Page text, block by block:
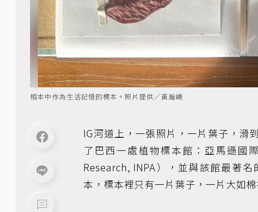
相本中作為生活記憶的標本。照片提供／黃瀚嶢
IG河道上，一張照片，一片葉子，滑
了巴西一處植物標本館：亞馬遜國
Research, INPA），並與該館最著
本，標本裡只有一片葉子，一片大如